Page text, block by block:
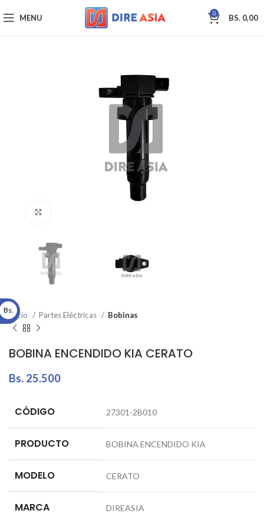
MENU 0 BS. 0,00
Inicio Partes Eléctricas Bobinas
BOBINA ENCENDIDO KIA CERATO
Bs. 25.500
CÓDIGO 27301-2B010
PRODUCTO BOBINA ENCENDIDO KIA
MODELO CERATO
MARCA DIREASIA
Bs.